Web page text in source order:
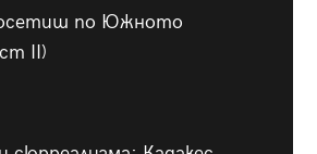
по Южното
II)